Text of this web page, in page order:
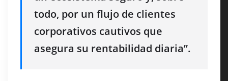
todo, por un flujo de clientes
corporativos cautivos que
asegura su rentabilidad diaria”.